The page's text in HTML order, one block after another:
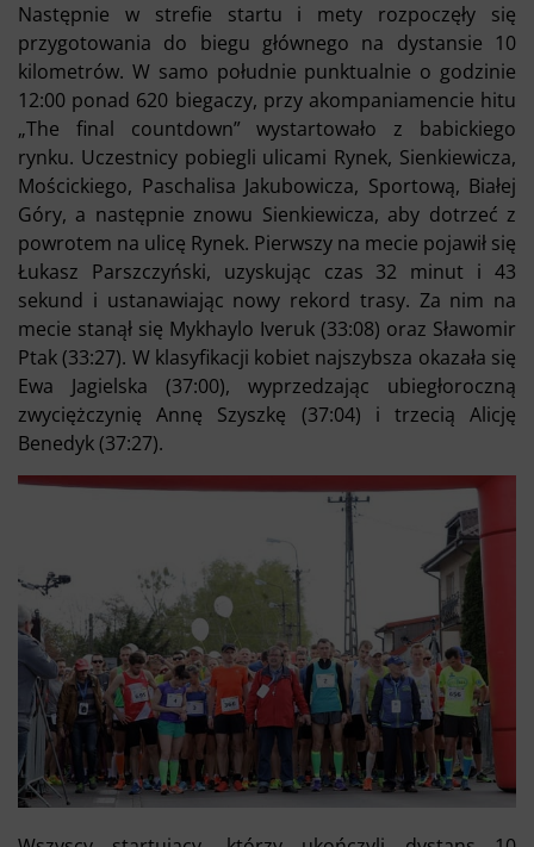
Następnie w strefie startu i mety rozpoczęły się
przygotowania do biegu głównego na dystansie 10
kilometrów. W samo południe punktualnie o godzinie
12:00 ponad 620 biegaczy, przy akompaniamencie hitu
„The final countdown” wystartowało z babickiego
rynku. Uczestnicy pobiegli ulicami Rynek, Sienkiewicza,
Mościckiego, Paschalisa Jakubowicza, Sportową, Białej
Góry, a następnie znowu Sienkiewicza, aby dotrzeć z
powrotem na ulicę Rynek. Pierwszy na mecie pojawił się
Łukasz Parszczyński, uzyskując czas 32 minut i 43
sekund i ustanawiając nowy rekord trasy. Za nim na
mecie stanął się Mykhaylo Iveruk (33:08) oraz Sławomir
Ptak (33:27). W klasyfikacji kobiet najszybsza okazała się
Ewa Jagielska (37:00), wyprzedzając ubiegłoroczną
zwyciężczynię Annę Szyszkę (37:04) i trzecią Alicję
Benedyk (37:27).